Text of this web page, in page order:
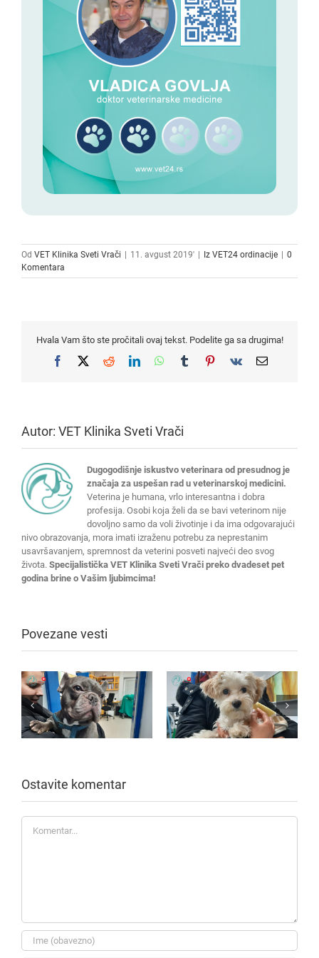
Od VET Klinika Sveti Vrači | 11. avgust 2019' | Iz VET24 ordinacije | 0
Komentara
Hvala Vam što ste pročitali ovaj tekst. Podelite ga sa drugima!
Facebook
X RedditLinkedInWhatsApp
TumblrPinterest
Vk Email
Autor: VET Klinika Sveti Vrači
Dugogodišnje iskustvo veterinara od presudnog je
značaja za uspešan rad u veterinarskoj medicini.
Veterina je humana, vrlo interesantna i dobra
profesija. Osobi koja želi da se bavi veterinom nije
dovoljno samo da voli životinje i da ima odgovarajući
nivo obrazovanja, mora imati izraženu potrebu za neprestanim
usavršavanjem, spremnost da veterini posveti najveći deo svog
života. Specijalistička VET Klinika Sveti Vrači preko dvadeset pet
godina brine o Vašim ljubimcima!
Povezane vesti
Ostavite komentar